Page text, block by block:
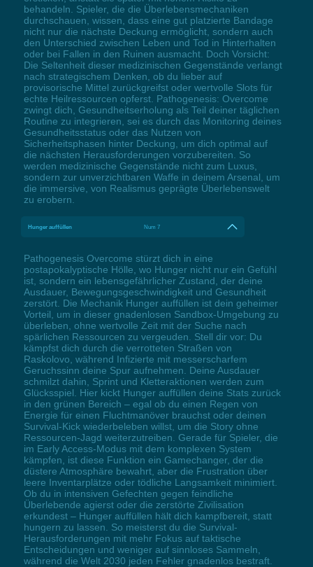
behandeln. Spieler, die die Überlebensmechaniken
durchschauen, wissen, dass eine gut platzierte Bandage
nicht nur die nächste Deckung ermöglicht, sondern auch
den Unterschied zwischen Leben und Tod in Hinterhalten
oder bei Fallen in den Ruinen ausmacht. Doch Vorsicht:
Die Seltenheit dieser medizinischen Gegenstände verlangt
nach strategischem Denken, ob du lieber auf
provisorische Mittel zurückgreifst oder wertvolle Slots für
echte Heilressourcen opferst. Pathogenesis: Overcome
zwingt dich, Gesundheitserholung als Teil deiner täglichen
Routine zu integrieren, sei es durch das Monitoring deines
Gesundheitsstatus oder das Nutzen von
Sicherheitsphasen hinter Deckung, um dich optimal auf
die nächsten Herausforderungen vorzubereiten. So
werden medizinische Gegenstände nicht zum Luxus,
sondern zur unverzichtbaren Waffe in deinem Arsenal, um
die immersive, von Realismus geprägte Überlebenswelt
zu erobern.
Hunger auffüllen Num 7
Pathogenesis Overcome stürzt dich in eine
postapokalyptische Hölle, wo Hunger nicht nur ein Gefühl
ist, sondern ein lebensgefährlicher Zustand, der deine
Ausdauer, Bewegungsgeschwindigkeit und Gesundheit
zerstört. Die Mechanik Hunger auffüllen ist dein geheimer
Vorteil, um in dieser gnadenlosen Sandbox-Umgebung zu
überleben, ohne wertvolle Zeit mit der Suche nach
spärlichen Ressourcen zu vergeuden. Stell dir vor: Du
kämpfst dich durch die verrotteten Straßen von
Raskolovo, während Infizierte mit messerscharfem
Geruchssinn deine Spur aufnehmen. Deine Ausdauer
schmilzt dahin, Sprint und Kletteraktionen werden zum
Glücksspiel. Hier kickt Hunger auffüllen deine Stats zurück
in den grünen Bereich – egal ob du einen Regen von
Energie für einen Fluchtmanöver brauchst oder deinen
Survival-Kick wiederbeleben willst, um die Story ohne
Ressourcen-Jagd weiterzutreiben. Gerade für Spieler, die
im Early Access-Modus mit dem komplexen System
kämpfen, ist diese Funktion ein Gamechanger, der die
düstere Atmosphäre bewahrt, aber die Frustration über
leere Inventarplätze oder tödliche Langsamkeit minimiert.
Ob du in intensiven Gefechten gegen feindliche
Überlebende agierst oder die zerstörte Zivilisation
erkundest – Hunger auffüllen hält dich kampfbereit, statt
hungern zu lassen. So meisterst du die Survival-
Herausforderungen mit mehr Fokus auf taktische
Entscheidungen und weniger auf sinnloses Sammeln,
während die Welt 2030 jeden Fehler gnadenlos bestraft.